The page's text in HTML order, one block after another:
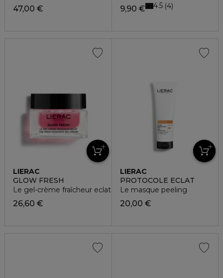
47,00 € 9,90 € 4.5 4
LIERAC
GLOW FRESH
Le gel-crème fraîcheur eclat
26,60 €
LIERAC
PROTOCOLE ECLAT
Le masque peeling
20,00 €